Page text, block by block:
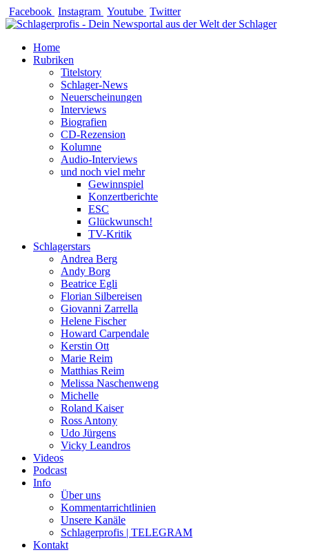
Zum
Inhalt
Facebook Instagram Youtube Twitter
Home
Rubriken
Titelstory
Schlager-News
Neuerscheinungen
Interviews
Biografien
CD-Rezension
Kolumne
Audio-Interviews
und noch viel mehr
Gewinnspiel
Konzertberichte
ESC
Glückwunsch!
TV-Kritik
Schlagerstars
Andrea Berg
Andy Borg
Beatrice Egli
Florian Silbereisen
Giovanni Zarrella
Helene Fischer
Howard Carpendale
Kerstin Ott
Marie Reim
Matthias Reim
Melissa Naschenweng
Michelle
Roland Kaiser
Ross Antony
Udo Jürgens
Vicky Leandros
Videos
Podcast
Info
Über uns
Kommentarrichtlinien
Unsere Kanäle
Schlagerprofis | TELEGRAM
Kontakt